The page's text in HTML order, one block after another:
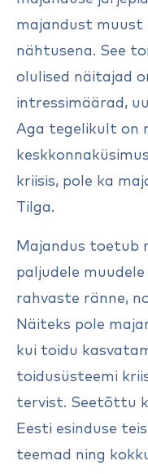
majandust
nähtusena. See
olulised näitajad
intressimäärad,
Aga tegelikult on
kriisis, pole ka
Tilga.
Majandus toetub
paljudele
rahvaste ränne,
Näiteks pole
kui toidu
toidusüsteemi
tervist. Seetõttu
Eesti esinduse
teemad ning